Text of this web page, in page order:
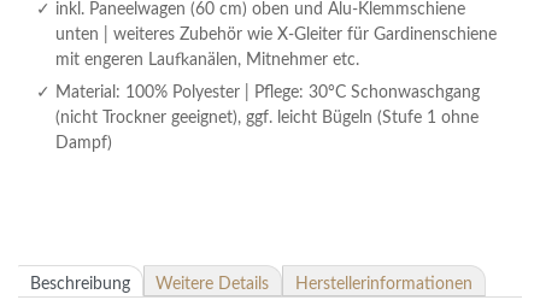
inkl. Paneelwagen (60 cm) oben und Alu-Klemmschiene
unten | weiteres Zubehör wie X-Gleiter für Gardinenschiene
mit engeren Laufkanälen, Mitnehmer etc.
Material: 100% Polyester | Pflege: 30°C Schonwaschgang
(nicht Trockner geeignet), ggf. leicht Bügeln (Stufe 1 ohne
Dampf)
Beschreibung Weitere Details Herstellerinformationen